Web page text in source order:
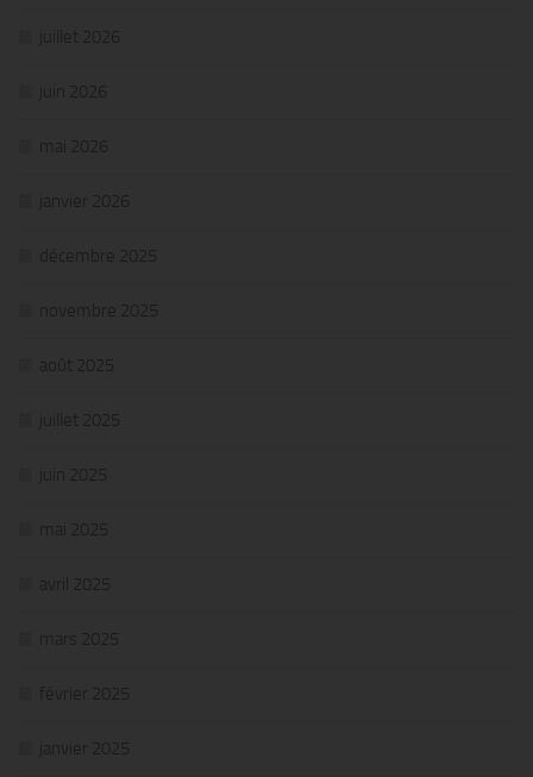
juillet 2026
juin 2026
mai 2026
janvier 2026
décembre 2025
novembre 2025
août 2025
juillet 2025
juin 2025
mai 2025
avril 2025
mars 2025
février 2025
janvier 2025